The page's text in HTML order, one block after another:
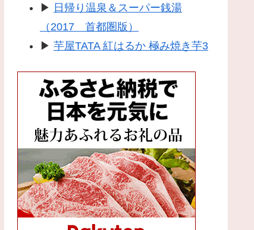
▶ 日帰り温泉＆スーパー銭湯
（2017 首都圏版）
▶ 芋屋TATA 紅はるか 極み焼き芋3